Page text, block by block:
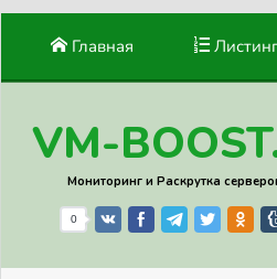
Главная
VM-
Мониторинг и Раскрутка
0